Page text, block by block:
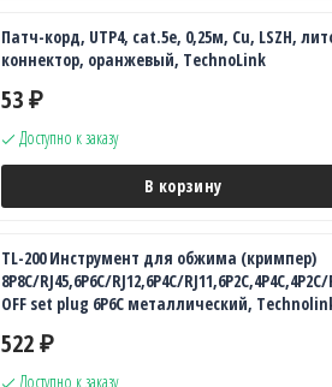
Патч-корд, UTP4, cat.5e, 0,25м, Сu, LSZH,
коннектор, оранжевый, TechnoLink
53 ₽
Доступно к заказу
В корзину
TL-200 Инструмент для обжима (кримпер)
8P8C/RJ45,6P6C/RJ12,6P4C/
OFF set plug 6P6C металлический,
522 ₽
Доступно к заказу